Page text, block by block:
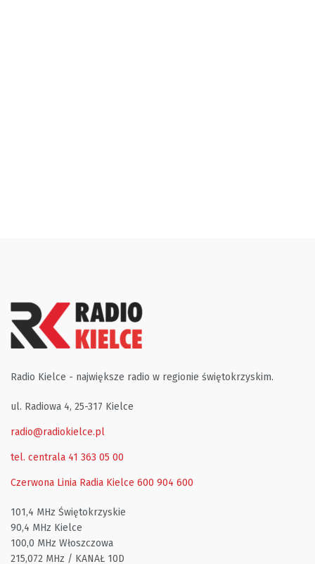
Radio Kielce - największe radio w regionie świętokrzyskim.
ul. Radiowa 4, 25-317 Kielce
radio@radiokielce.pl
tel. centrala 41 363 05 00
Czerwona Linia Radia Kielce 600 904 600
101,4 MHz Świętokrzyskie
90,4 MHz Kielce
100,0 MHz Włoszczowa
215,072 MHz / KANAŁ 10D